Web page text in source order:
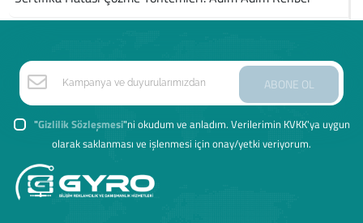
ABONE OL
"Gizlilik Sözleşmesi"ni okudum ve anladım. Verilerimin KVKK'ya uygun
olarak saklanması ve işlenmesi için onay/yetki veriyorum.